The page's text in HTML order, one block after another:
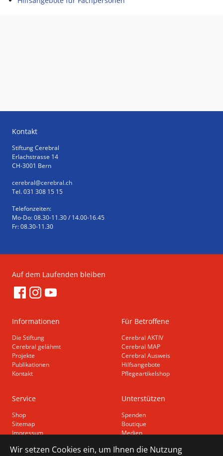
Wir setzen Cookies ein, um Ihnen die Nutzung
Kontakt
Stiftung Cerebral
Erlachstrasse 14
CH-3001 Bern
cerebral@cerebral.ch
Tel. 031 308 15 15
Telefonzeiten:
Mo-Do: 08.30-11.30 / 14.00-16.45
Fr: 08.30-11.30
Auf dem Laufenden bleiben
Informationen
Die Stiftung
Cerebral gelähmt
Projekte
Publikationen
Kontakt
Für Betroffene
Cerebral AKTIV
Cerebral MAP
Cerebral Ausweis
Hilfsangebote
Pflegeartikelshop
Service
Shop
Sitemap
Impressum
Barrierefreiheit
Unterstützen
Spenden
Boutique
Medien